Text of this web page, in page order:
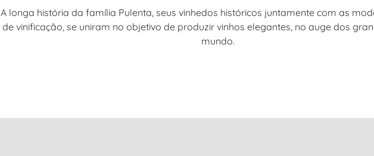
A longa história da família Pulenta, seus vinhedos históricos juntamente com as
de vinificação, se uniram no objetivo de produzir vinhos elegantes, no auge dos
mundo.